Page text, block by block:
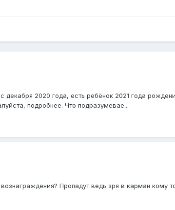
2020 года, есть ребёнок 2021 года
подробнее. Что подразумевае...
Пропадут ведь зря в карман кому